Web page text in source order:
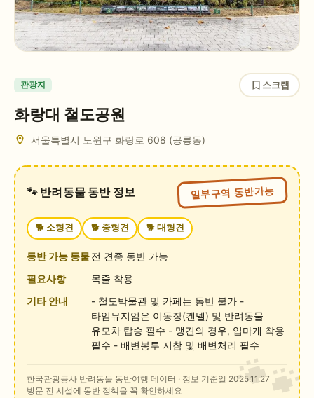
관광지 스크랩
화랑대 철도공원
서울특별시 노원구 화랑로 608 (공릉동)
🐾 반려동물 동반 정보 일부구역 동반가능
🐕 소형견 🐕 중형견 🐕 대형견
동반 가능 동물전 견종 동반 가능
필요사항
목줄 착용
기타 안내
- 철도박물관 및 카페는 동반 불가 -
타임뮤지엄은 이동장(켄넬) 및 반려동물
유모차 탑승 필수 - 맹견의 경우, 입마개 착용
필수 - 배변봉투 지참 및 배변처리 필수
한국관광공사 반려동물 동반여행 데이터 · 정보 기준일 2025.11.27
방문 전 시설에 동반 정책을 꼭 확인하세요